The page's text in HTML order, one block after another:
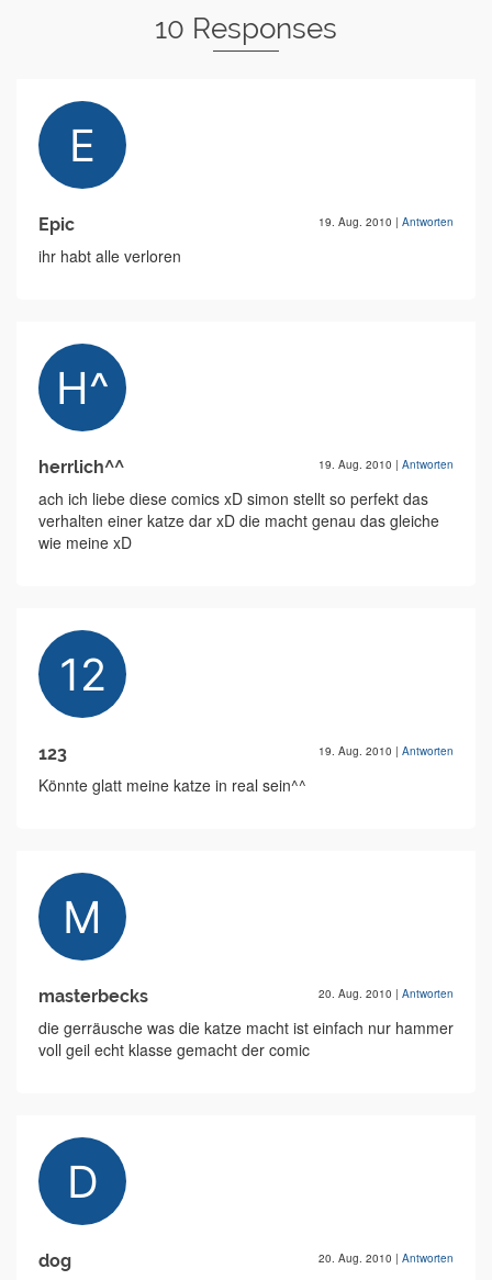
10 Responses
Epic 19. Aug. 2010 | Antworten
ihr habt alle verloren
herrlich^^ 19. Aug. 2010 | Antworten
ach ich liebe diese comics xD simon stellt so perfekt das
verhalten einer katze dar xD die macht genau das gleiche
wie meine xD
123 19. Aug. 2010 | Antworten
Könnte glatt meine katze in real sein^^
masterbecks 20. Aug. 2010 | Antworten
die gerräusche was die katze macht ist einfach nur hammer
voll geil echt klasse gemacht der comic
dog 20. Aug. 2010 | Antworten